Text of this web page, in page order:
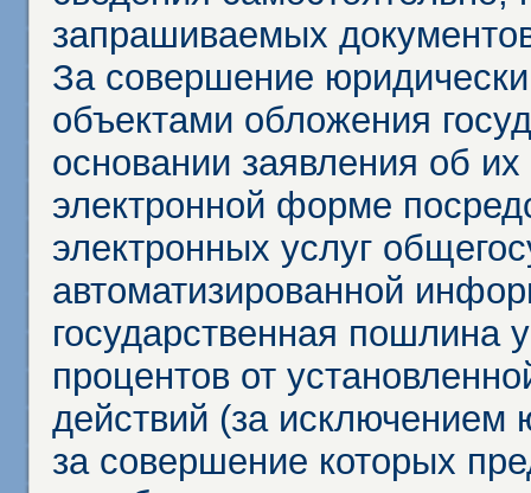
запрашиваемых
За совершение
объектами обложения
основании заявления об
электронной форме
электронных услуг
автоматизированной
государственная пошлина
процентов от
действий (за исключением
за совершение которых